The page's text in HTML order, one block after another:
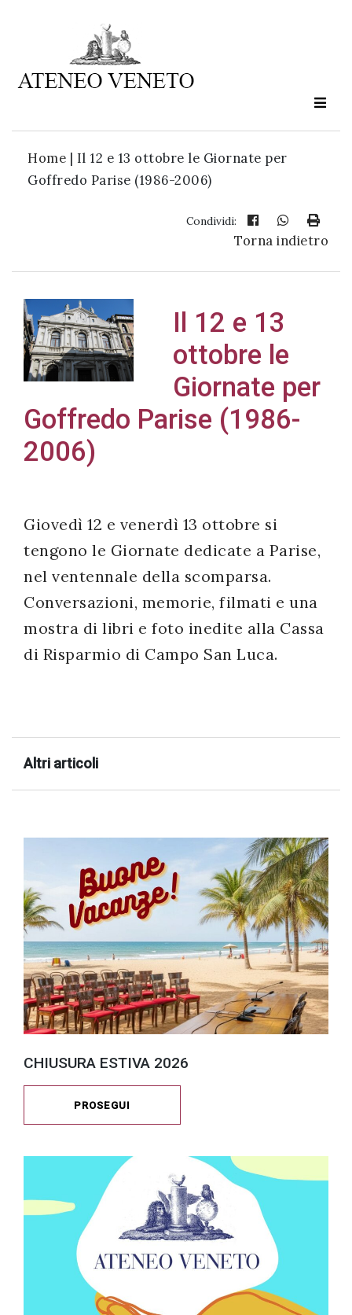
Home | Il 12 e 13 ottobre le Giornate per
Goffredo Parise (1986-2006)
Condividi:
Torna indietro
Il 12 e 13
ottobre le
Giornate per
Goffredo Parise (1986-
2006)
Giovedì 12 e venerdì 13 ottobre si
tengono le Giornate dedicate a Parise,
nel ventennale della scomparsa.
Conversazioni, memorie, filmati e una
mostra di libri e foto inedite alla Cassa
di Risparmio di Campo San Luca.
Altri articoli
CHIUSURA ESTIVA 2026
PROSEGUI
Ateneo
è
cultura
Acconsento
all'uso dei
accordo
con il
decreto
legislativo